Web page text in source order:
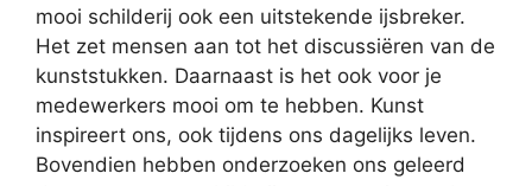
mooi schilderij ook een uitstekende ijsbreker.
Het zet mensen aan tot het discussiëren van de
kunststukken. Daarnaast is het ook voor je
medewerkers mooi om te hebben. Kunst
inspireert ons, ook tijdens ons dagelijks leven.
Bovendien hebben onderzoeken ons geleerd